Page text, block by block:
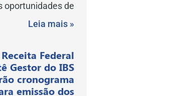
oportunidades de
Leia mais »
Federal
Gestor do IBS
cronograma
emissão dos